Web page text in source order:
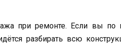
при ремонте. Если вы по
разбирать всю